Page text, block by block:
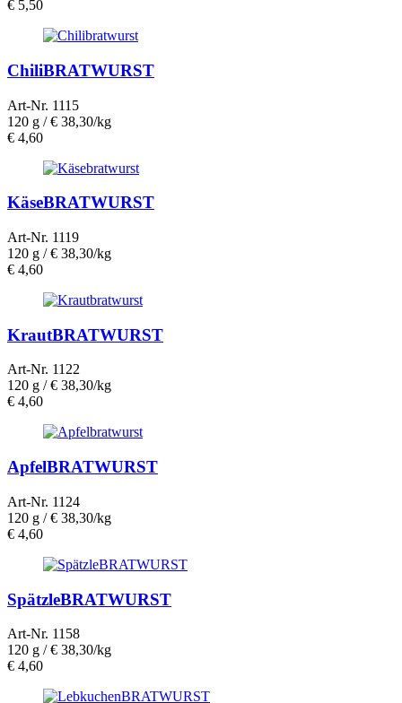
€ 5,50
ChiliBRATWURST
Art-Nr. 1115
120 g /€ 38,30/kg
€ 4,60
KäseBRATWURST
Art-Nr. 1119
120 g /€ 38,30/kg
€ 4,60
KrautBRATWURST
Art-Nr. 1122
120 g /€ 38,30/kg
€ 4,60
ApfelBRATWURST
Art-Nr. 1124
120 g /€ 38,30/kg
€ 4,60
SpätzleBRATWURST
Art-Nr. 1158
120 g /€ 38,30/kg
€ 4,60